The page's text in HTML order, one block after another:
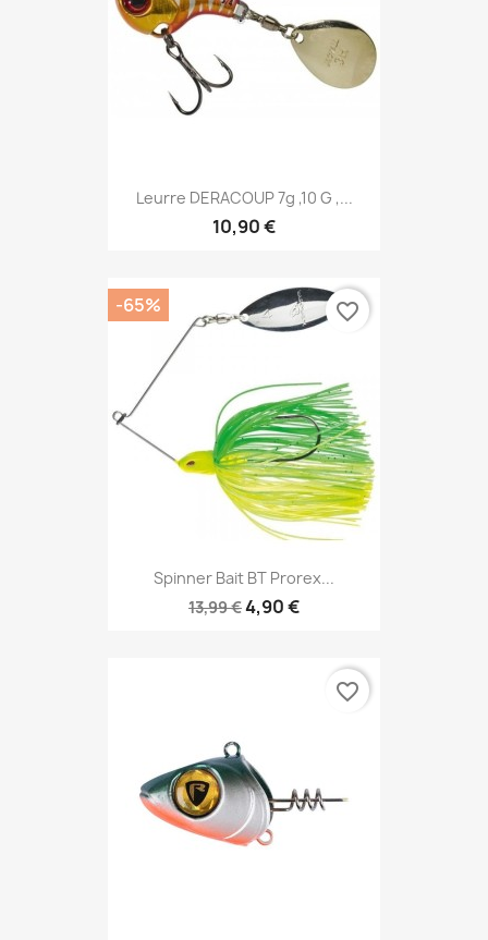
Leurre DERACOUP 7g ,10 G ,...
10,90 €
Spinner Bait BT Prorex...
13,99 €4,90 €
-65% favorite_border
favorite_border